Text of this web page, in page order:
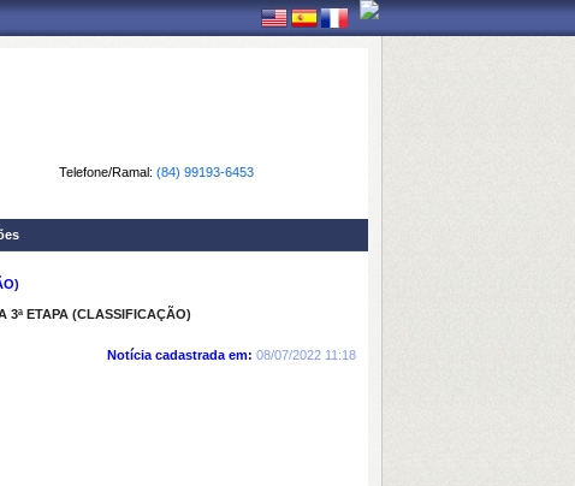
Telefone/Ramal: (84) 99193-6453
3ª ETAPA (CLASSIFICAÇÃO)
Notícia cadastrada em: 08/07/2022 11:18